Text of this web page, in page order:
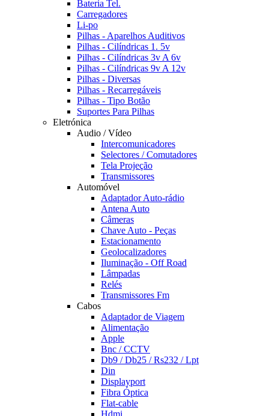
Bateria Tel.
Carregadores
Li-po
Pilhas - Aparelhos Auditivos
Pilhas - Cilíndricas 1. 5v
Pilhas - Cilíndricas 3v A 6v
Pilhas - Cilíndricas 9v A 12v
Pilhas - Diversas
Pilhas - Recarregáveis
Pilhas - Tipo Botão
Suportes Para Pilhas
Eletrónica
Audio / Vídeo
Intercomunicadores
Selectores / Comutadores
Tela Projeção
Transmissores
Automóvel
Adaptador Auto-rádio
Antena Auto
Câmeras
Chave Auto - Peças
Estacionamento
Geolocalizadores
Iluminação - Off Road
Lâmpadas
Relés
Transmissores Fm
Cabos
Adaptador de Viagem
Alimentação
Apple
Bnc / CCTV
Db9 / Db25 / Rs232 / Lpt
Din
Displayport
Fibra Óptica
Flat-cable
Hdmi